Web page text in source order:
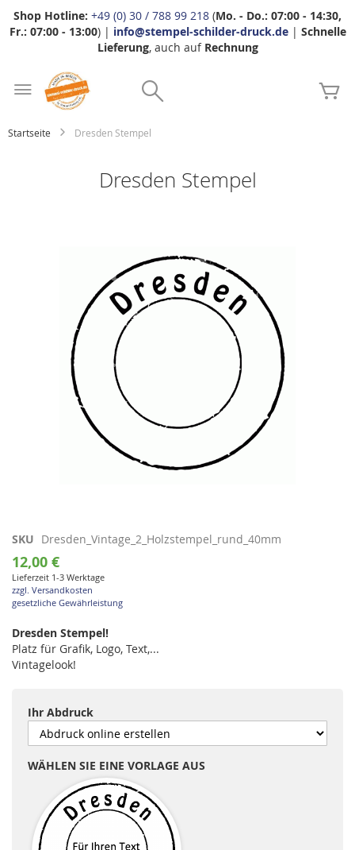
Shop Hotline: +49 (0) 30 / 788 99 218 (Mo. - Do.: 07:00 - 14:30,
Fr.: 07:00 - 13:00) | info@stempel-schilder-druck.de| Schnelle
Lieferung, auch auf Rechnung
Startseite Dresden Stempel
Dresden Stempel
Zum
Anfang
der
Bildgalerie
springen
SKU Dresden_Vintage_2_Holzstempel_rund_40mm
12,00 €
Lieferzeit 1-3 Werktage
zzgl. Versandkosten
gesetzliche Gewährleistung
Dresden Stempel!
Platz für Grafik, Logo, Text,...
Vintagelook!
Ihr Abdruck
WÄHLEN SIE EINE VORLAGE AUS